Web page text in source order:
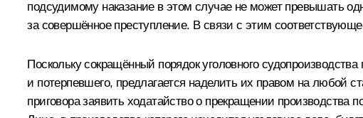
подсудимому наказание в этом случае не может превышать
за совершённое преступление. В связи с этим
Поскольку сокращённый порядок уголовного
и потерпевшего, предлагается наделить их правом на любой
приговора заявить ходатайство о прекращении производства